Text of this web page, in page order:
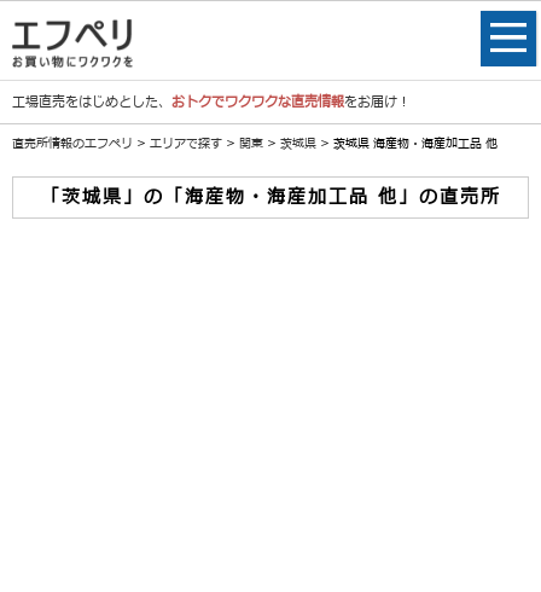
工場直売をはじめとした、 おトクでワクワクな直売情報をお届け！
直売所情報のエフペリ > エリアで探す > 関東 > 茨城県 > 茨城県 海産物・海産加工品 他
「茨城県」の「海産物・海産加工品 他」の直売所